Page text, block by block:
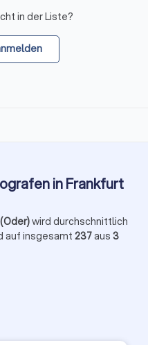
in der Liste?
in Frankfurt
wird durchschnittlich
auf insgesamt 237aus 3